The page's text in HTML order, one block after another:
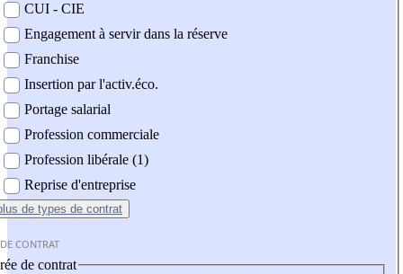
CUI - CIE
Engagement à servir dans la réserve
Franchise
Insertion par l'activ.éco.
Portage salarial
Profession commerciale
Profession libérale (1)
Reprise d'entreprise
de types de contrat
CONTRAT
de contrat